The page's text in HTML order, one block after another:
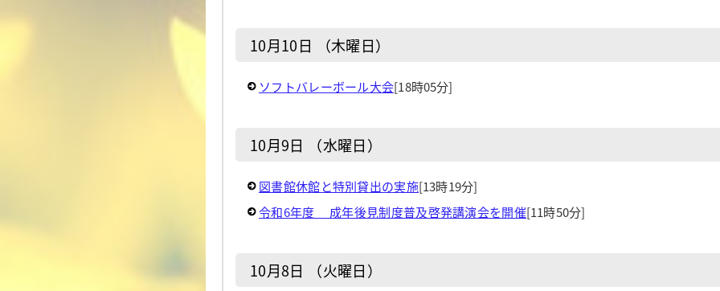
10月10日 （木曜日）
ソフトバレーボール大会[18時05分]
10月9日 （水曜日）
図書館休館と特別貸出の実施[13時19分]
令和6年度 成年後見制度普及啓発講演会を開催[11時50分]
10月8日 （火曜日）